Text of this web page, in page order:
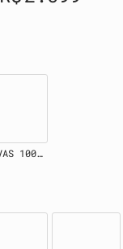
CANVAS 100% Algodão